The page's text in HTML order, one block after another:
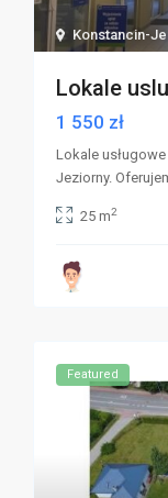
Konstancin-
Lokale
1 550 zł
Lokale
Jeziorny.
25 m2
Featured